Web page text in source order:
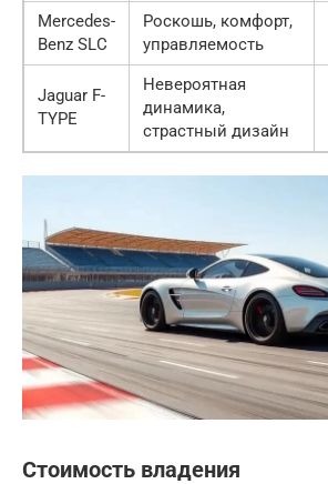
Mercedes-
Benz SLC
Роскошь, комфорт,
управляемость
Jaguar F-
TYPE
Невероятная
динамика,
страстный дизайн
Стоимость владения